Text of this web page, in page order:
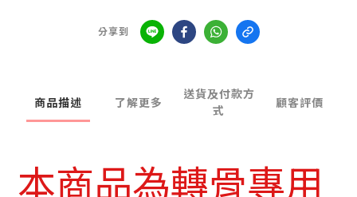
分享到
商品描述 了解更多
送貨及付款方
式
顧客評價
本商品為轉骨專用